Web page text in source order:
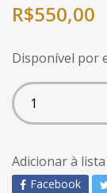
R$550,00
Disponível por
Adicionar à
Facebook